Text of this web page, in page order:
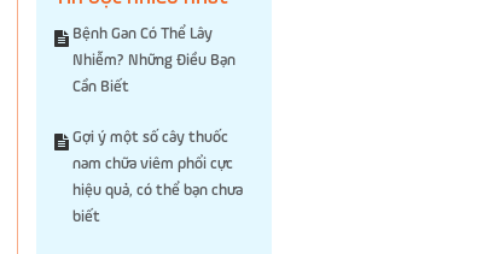
Bệnh Gan Có Thể Lây
Nhiễm? Những Điều Bạn
Cần Biết
Gợi ý một số cây thuốc
nam chữa viêm phổi cực
hiệu quả, có thể bạn chưa
biết